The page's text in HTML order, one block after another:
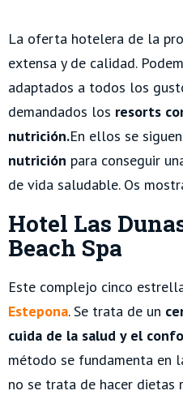
La oferta hotelera de la
extensa y de calidad.
adaptados a todos los
demandados los resorts
nutrición.En ellos se siguen
nutrición para conseguir
de vida saludable. Os
Hotel Las
Beach Spa
Este complejo cinco
Estepona. Se trata de un
cuida de la salud y el
método se fundamenta en
no se trata de hacer dietas